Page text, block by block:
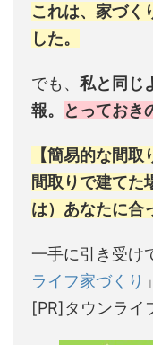
これは、家づく
した。
でも、 私と同じ
報。
とっておき
【簡易的な間取
間取りで建てた
は）あなたに合
一手に引き受け
ライフ家づくり
[PR]タウンライ